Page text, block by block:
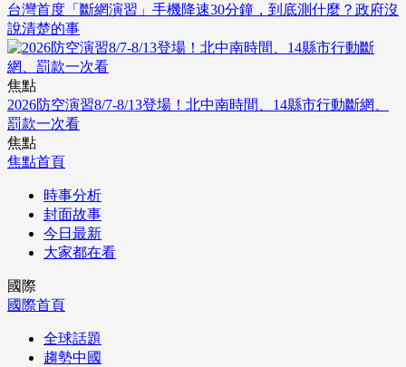
台灣首度「斷網演習」手機降速30分鐘，到底測什麼？政府沒
說清楚的事
焦點
2026防空演習8/7-8/13登場！北中南時間、14縣市行動斷網、
罰款一次看
焦點
焦點首頁
時事分析
封面故事
今日最新
大家都在看
國際
國際首頁
全球話題
趨勢中國